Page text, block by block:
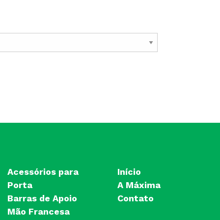
Acessórios para
Porta
Barras de Apoio
Mão Francesa
Início
A Máxima
Contato